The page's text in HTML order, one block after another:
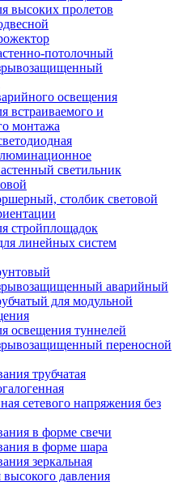
высоких пролетов
потолочный
освещения
встраиваемого и
монтажа
светильник
столбик световой
стройплощадок
линейных систем
аварийный
для модульной
освещения туннелей
переносной
трубчатая
сетевого напряжения без
в форме свечи
в форме шара
зеркальная
давления